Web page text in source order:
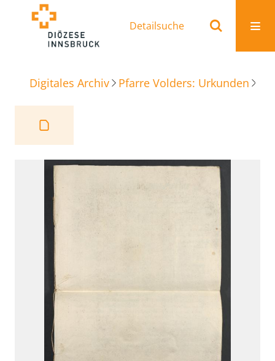
Detailsuche
Digitales Archiv Pfarre Volders: Urkunden